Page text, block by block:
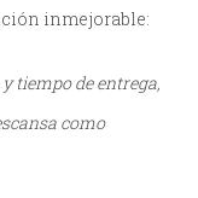
inmejorable:
tiempo de entrega,
como